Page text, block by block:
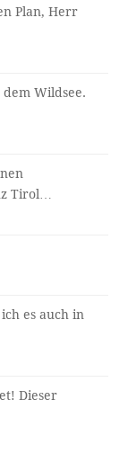
Plan, Herr
Wildsee.
Tirol…
es auch in
Dieser